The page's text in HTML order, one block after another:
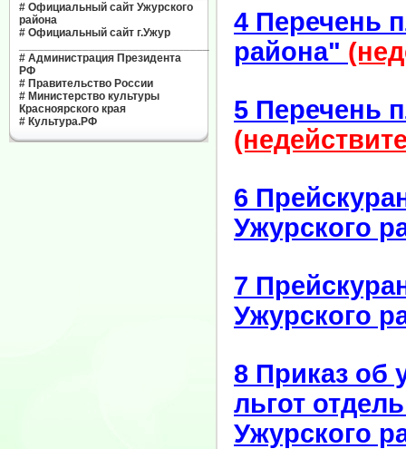
# Официальный сайт Ужурского
района
# Официальный сайт г.Ужур
# Администрация Президента
РФ
# Правительство России
# Министерство культуры
Красноярского края
# Культура.РФ
4 Перечень
района"
5 Перечень
6
Ужурского
7
Ужурского
8 Приказ об
льгот
Ужурского